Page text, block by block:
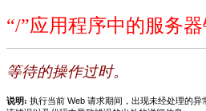
“/”应用程序中的服务器
等待的操作过时。
说明: 执行当前 Web 请求期间，出现未经处理的